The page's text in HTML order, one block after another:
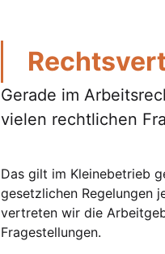
Gerade im
vielen rechtlichen
Das gilt im Kleinebetrieb
gesetzlichen Regelungen
vertreten wir die
Fragestellungen.